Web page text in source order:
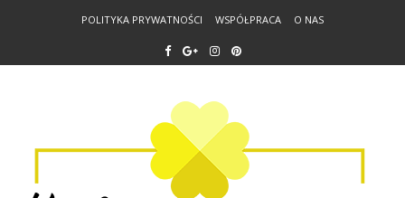
POLITYKA PRYWATNOŚCI WSPÓŁPRACA O NAS